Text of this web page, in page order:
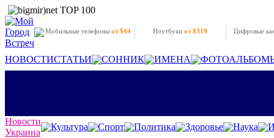
Мобильные телефоны от $44 Ноутбукиот $319 Цифровые
НОВОСТИСТАТЬИ СОННИК ИМЕНА
Новости
Украина
Культура Спорт Политика Здоровье Наука